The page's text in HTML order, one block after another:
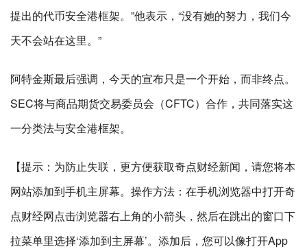
提出的代币安全港框架。”他表示，“没有她的努力，我们今
天不会站在这里。”
阿特金斯最后强调，今天的宣布只是一个开始，而非终点。
SEC将与商品期货交易委员会（CFTC）合作，共同落实这
一分类法与安全港框架。
【提示：为防止失联，更方便获取奇点财经新闻，请您将本
网站添加到手机主屏幕。操作方法：在手机浏览器中打开奇
点财经网点击浏览器右上角的小箭头，然后在跳出的窗口下
拉菜单里选择‘添加到主屏幕’。添加后，您可以像打开App